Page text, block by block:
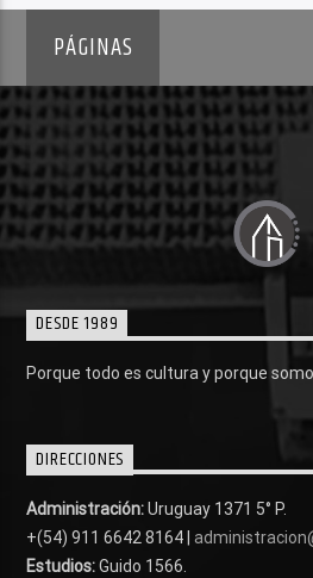
PÁGINAS
DESDE 1989
Porque todo es cultura y porque
DIRECCIONES
Administración:Uruguay 1371 5° P.
+(54) 911 6642 8164 |
Estudios:Guido 1566.